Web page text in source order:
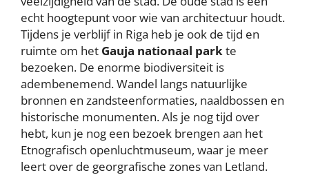
echt hoogtepunt voor wie van architectuur houdt.
Tijdens je verblijf in Riga heb je ook de tijd en
ruimte om het Gauja nationaal parkte
bezoeken. De enorme biodiversiteit is
adembenemend. Wandel langs natuurlijke
bronnen en zandsteenformaties, naaldbossen en
historische monumenten. Als je nog tijd over
hebt, kun je nog een bezoek brengen aan het
Etnografisch openluchtmuseum, waar je meer
leert over de georgrafische zones van Letland.